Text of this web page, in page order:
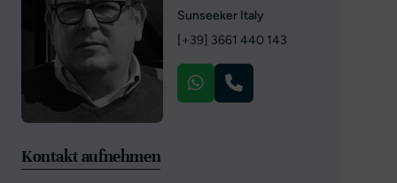
Sunseeker Italy
[+39] 3661 440 143
Kontakt aufnehmen